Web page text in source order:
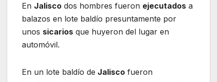
En Jalisco dos hombres fueron ejecutados a
balazos en lote baldío presuntamente por
unos sicarios que huyeron del lugar en
automóvil.
En un lote baldío de Jalisco fueron